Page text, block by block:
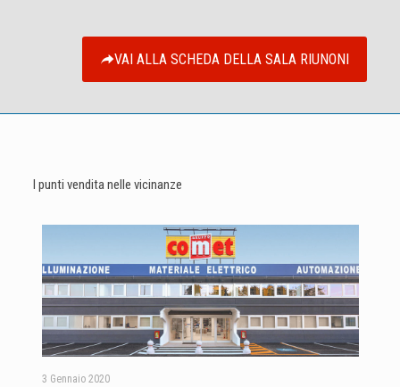
VAI ALLA SCHEDA DELLA SALA RIUNONI
I punti vendita nelle vicinanze
3 Gennaio 2020